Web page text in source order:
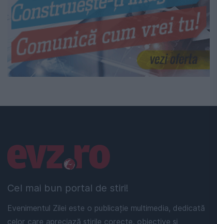
Cel mai bun portal de stiri!
Evenimentul Zilei este o publicație multimedia, dedicată
celor care apreciază știrile corecte, obiective și
Linkuri utile